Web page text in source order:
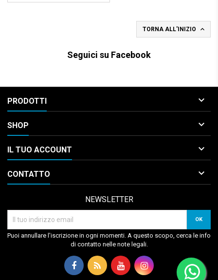
TORNA ALL'INIZIO 
Seguici su Facebook
PRODOTTI 
SHOP 
IL TUO ACCOUNT 
CONTATTO 
NEWSLETTER
Puoi annullare l'iscrizione in ogni momenti. A questo scopo, cerca le info
di contatto nelle note legali.